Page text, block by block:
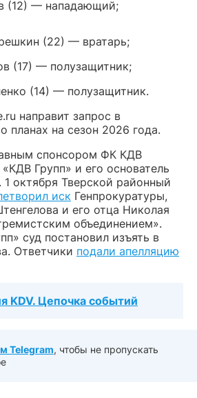
(12) — нападающий;
(22) — вратарь;
(17) — полузащитник;
(14) — полузащитник.
направит запрос в
планах на сезон 2026 года.
спонсором ФК КДВ
Групп» и его основатель
октября Тверской районный
иск Генпрокуратуры,
и его отца Николая
объединением».
суд постановил изъять в
Ответчики подали апелляцию
KDV. Цепочка событий
Telegram, чтобы не пропускать